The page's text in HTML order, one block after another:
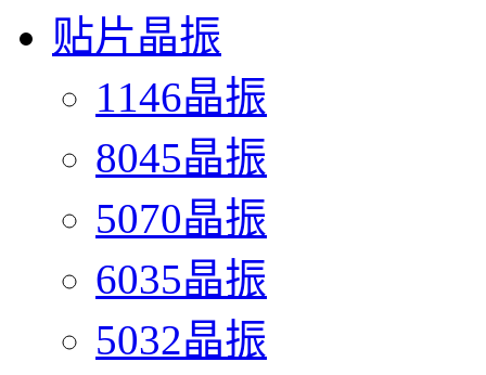
贴片晶振
1146晶振
8045晶振
5070晶振
6035晶振
5032晶振